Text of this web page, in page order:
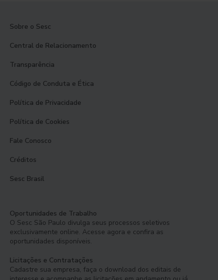
Sobre o Sesc
Central de Relacionamento
Transparência
Código de Conduta e Ética
Política de Privacidade
Política de Cookies
Fale Conosco
Créditos
Sesc Brasil
Oportunidades de Trabalho
O Sesc São Paulo divulga seus processos seletivos
exclusivamente online. Acesse agora e confira as
oportunidades disponíveis.
Licitações e Contratações
Cadastre sua empresa, faça o download dos editais de